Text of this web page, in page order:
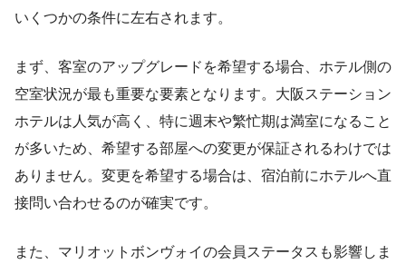
いくつかの条件に左右されます。
まず、客室のアップグレードを希望する場合、ホテル側の
空室状況が最も重要な要素となります。大阪ステーション
ホテルは人気が高く、特に週末や繁忙期は満室になること
が多いため、希望する部屋への変更が保証されるわけでは
ありません。変更を希望する場合は、宿泊前にホテルへ直
接問い合わせるのが確実です。
また、マリオットボンヴォイの会員ステータスも影響しま